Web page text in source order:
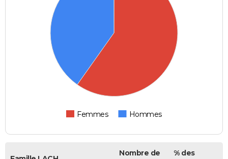
Femmes Hommes
Nombre de
% des